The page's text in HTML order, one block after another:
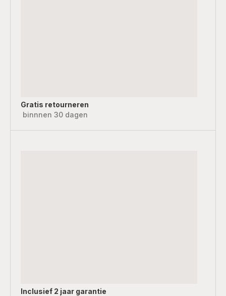
Gratis retourneren
binnnen 30 dagen
Inclusief 2 jaar garantie